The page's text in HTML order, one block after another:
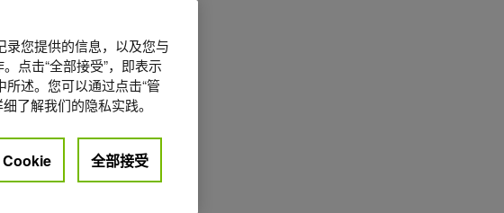
录您提供的信息，以及您与
点击“全部接受”，即表示
所述。您可以通过点击“管
细了解我们的隐私实践。
Cookie 全部接受